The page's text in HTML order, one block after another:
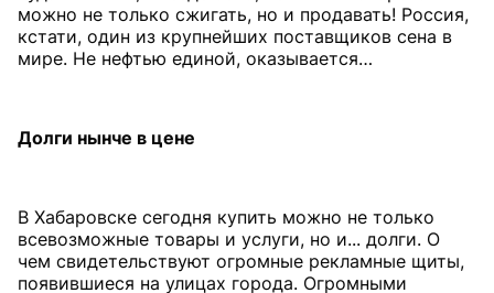
можно не только сжигать, но и продавать! Россия,
кстати, один из крупнейших поставщиков сена в
мире. Не нефтью единой, оказывается…
Долги нынче в цене
В Хабаровске сегодня купить можно не только
всевозможные товары и услуги, но и... долги. О
чем свидетельствуют огромные рекламные щиты,
появившиеся на улицах города. Огромными